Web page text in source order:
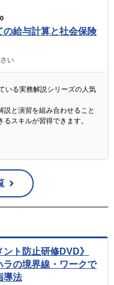
の給与計算と社会保険
い
いる実務解説シリーズの人気
説と演習を組み合わせること
スキルが習得できます。
ント防止研修DVD》
の境界線・ワークで
導法